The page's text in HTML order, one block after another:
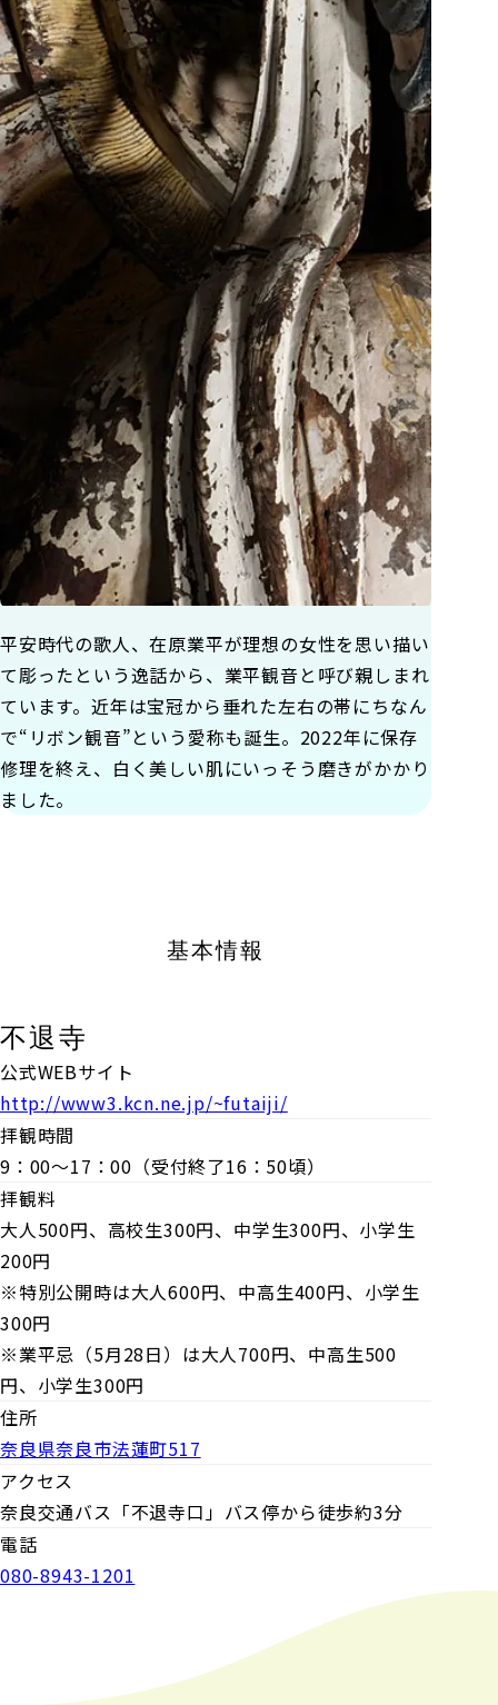
平安時代の歌人、在原業平が理想の女性を思い描い
て彫ったという逸話から、業平観音と呼び親しまれ
ています。近年は宝冠から垂れた左右の帯にちなん
で“リボン観音”という愛称も誕生。2022年に保存
修理を終え、白く美しい肌にいっそう磨きがかかり
ました。
基本情報
不退寺
公式WEBサイト
http://www3.kcn.ne.jp/~futaiji/
拝観時間
9：00～17：00（受付終了16：50頃）
拝観料
大人500円、高校生300円、中学生300円、小学生
200円
※特別公開時は大人600円、中高生400円、小学生
300円
※業平忌（5月28日）は大人700円、中高生500
円、小学生300円
住所
奈良県奈良市法蓮町517
アクセス
奈良交通バス「不退寺口」バス停から徒歩約3分
電話
080-8943-1201